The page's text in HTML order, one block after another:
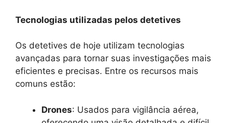
Tecnologias utilizadas pelos detetives
Os detetives de hoje utilizam tecnologias
avançadas para tornar suas investigações mais
eficientes e precisas. Entre os recursos mais
comuns estão:
Drones: Usados para vigilância aérea,